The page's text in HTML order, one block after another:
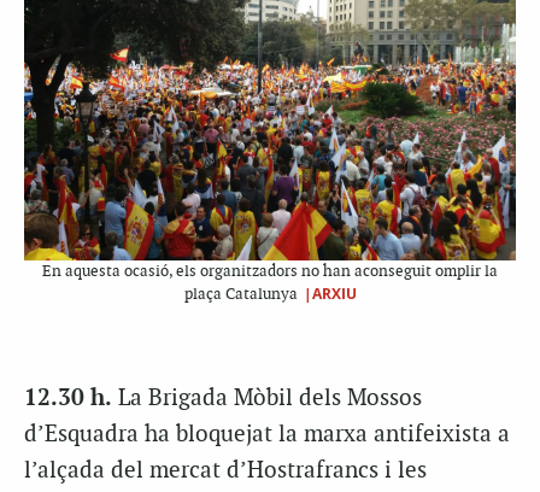
En aquesta ocasió, els organitzadors no han aconseguit omplir la
plaça Catalunya |ARXIU
12.30 h. La Brigada Mòbil dels Mossos
d’Esquadra ha bloquejat la marxa antifeixista a
l’alçada del mercat d’Hostrafrancs i les